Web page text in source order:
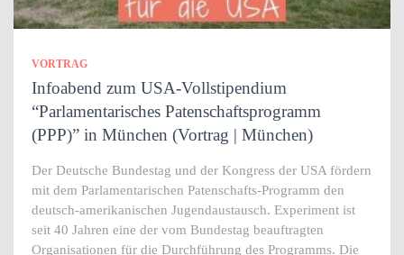
VORTRAG
Infoabend zum USA-Vollstipendium
“Parlamentarisches Patenschaftsprogramm
(PPP)” in München (Vortrag | München)
Der Deutsche Bundestag und der Kongress der USA fördern
mit dem Parlamentarischen Patenschafts-Programm den
deutsch-amerikanischen Jugendaustausch. Experiment ist
seit 40 Jahren eine der vom Bundestag beauftragten
Organisationen für die Durchführung des Programms. Die